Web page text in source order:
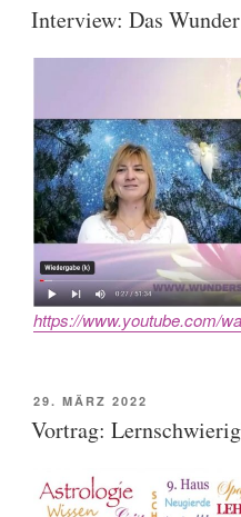
ON
Interview: Das
https://www.youtube.com/
POSTED
ON
29. MÄRZ 2022
Vortrag: